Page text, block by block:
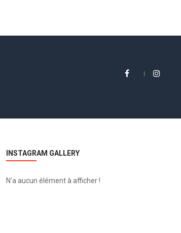
INSTAGRAM GALLERY
N'a aucun élément à afficher !